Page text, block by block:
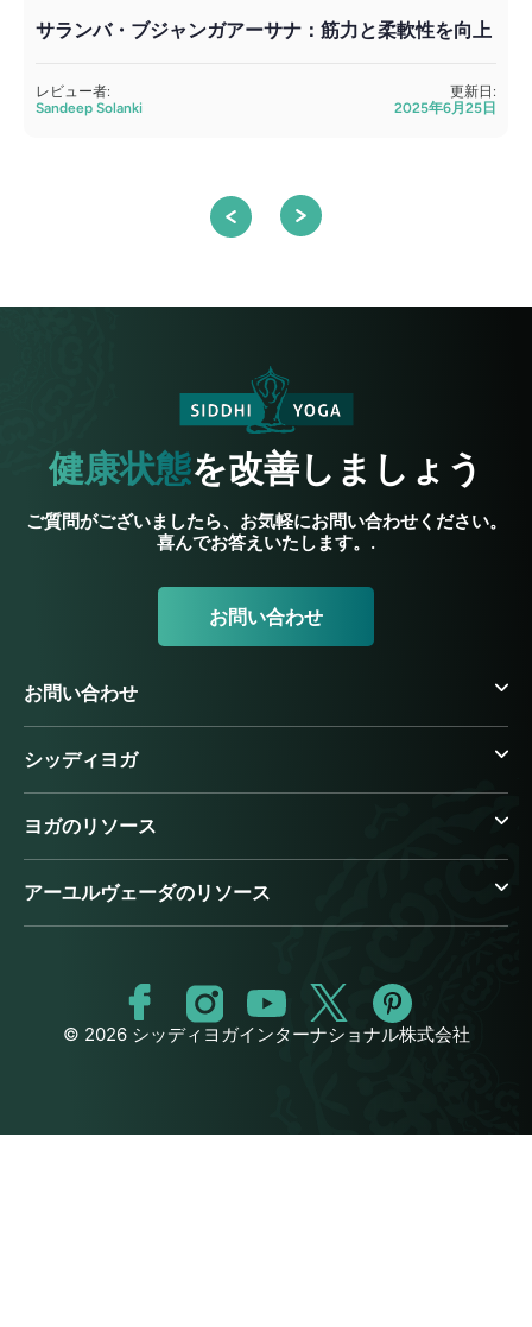
サランバ・ブジャンガアーサナ：筋力と柔軟性を向上
レビュー者:
Sandeep Solanki
更新日:
2025年6月25日
健康状態を改善しましょう
ご質問がございましたら、お気軽にお問い合わせください。
喜んでお答えいたします。.
お問い合わせ
お問い合わせ
シッディヨガ
ヨガのリソース
アーユルヴェーダのリソース
© 2026 シッディヨガインターナショナル株式会社